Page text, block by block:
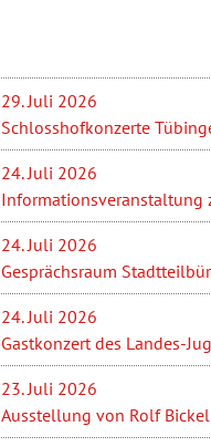
29. Juli 2026
Schlosshofkonzerte
24. Juli 2026
Informationsveranstaltung
24. Juli 2026
Gesprächsraum
24. Juli 2026
Gastkonzert des Landes-
23. Juli 2026
Ausstellung von Rolf